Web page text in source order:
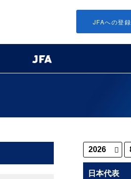
JFAへの登録
日本代表